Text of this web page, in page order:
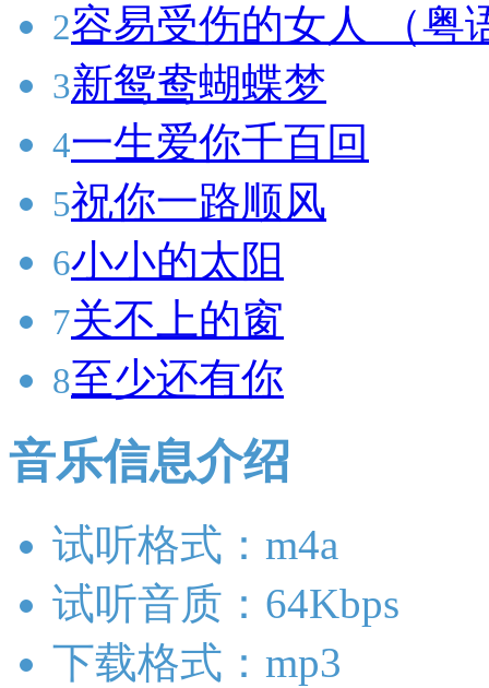
2容易受伤的女人 （粤
3新鸳鸯蝴蝶梦
4一生爱你千百回
5祝你一路顺风
6小小的太阳
7关不上的窗
8至少还有你
音乐信息介绍
试听格式：m4a
试听音质：64Kbps
下载格式：mp3